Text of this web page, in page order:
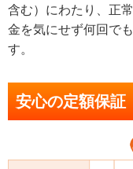
含む）にわたり、正
金を気にせず何回で
す。
安心の定額保証